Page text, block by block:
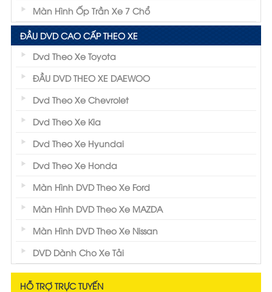
Màn Hình Ốp Trần Xe 7 Chổ
ĐẦU DVD CAO CẤP THEO XE
Dvd Theo Xe Toyota
ĐẦU DVD THEO XE DAEWOO
Dvd Theo Xe Chevrolet
Dvd Theo Xe Kia
Dvd Theo Xe Hyundai
Dvd Theo Xe Honda
Màn Hình DVD Theo Xe Ford
Màn Hình DVD Theo Xe MAZDA
Màn Hình DVD Theo Xe Nissan
DVD Dành Cho Xe Tải
HỖ TRỢ TRỰC TUYẾN